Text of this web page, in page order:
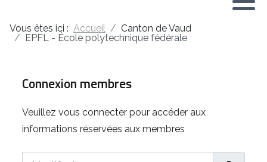
Vous êtes ici : Accueil
Canton de Vaud
EPFL - École polytechnique fédérale
Connexion membres
Veuillez vous connecter pour accéder aux
informations réservées aux membres
Identifiant
2024